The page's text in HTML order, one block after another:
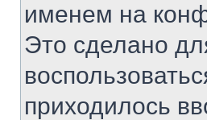
именем на
Это сделано
приходилось